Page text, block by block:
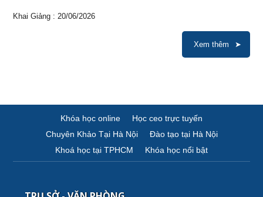
Khai Giảng : 20/06/2026
Xem thêm
Khóa học online
Học ceo trực tuyến
Chuyên Khảo Tại Hà Nội
Đào tạo tại Hà Nội
Khoá học tại TPHCM
Khóa học nổi bật